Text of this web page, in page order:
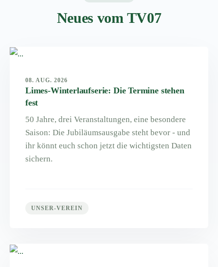
Neues vom TV07
08. AUG. 2026
Limes-Winterlaufserie: Die Termine stehen
fest
50 Jahre, drei Veranstaltungen, eine besondere
Saison: Die Jubiläumsausgabe steht bevor - und
ihr könnt euch schon jetzt die wichtigsten Daten
sichern.
UNSER-VEREIN